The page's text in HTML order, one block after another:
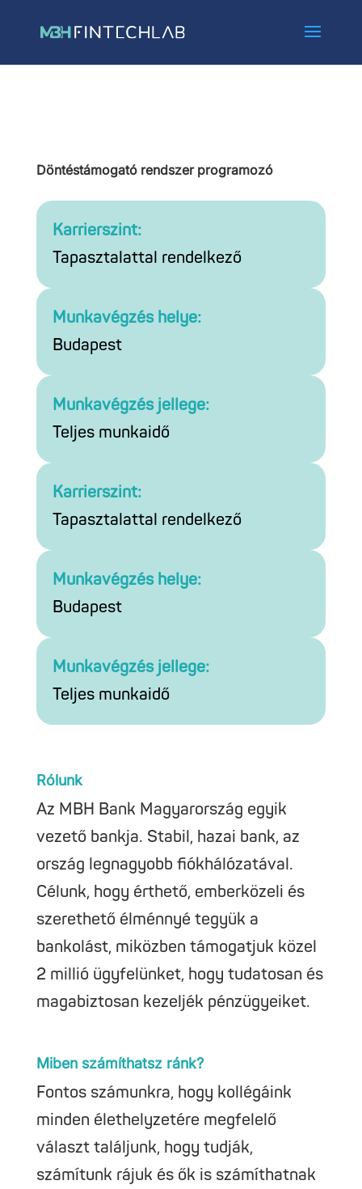
Döntéstámogató rendszer programozó
Karrierszint:
Tapasztalattal rendelkező
Munkavégzés helye:
Budapest
Munkavégzés jellege:
Teljes munkaidő
Karrierszint:
Tapasztalattal rendelkező
Munkavégzés helye:
Budapest
Munkavégzés jellege:
Teljes munkaidő
Rólunk
Az MBH Bank Magyarország egyik
vezető bankja. Stabil, hazai bank, az
ország legnagyobb fiókhálózatával.
Célunk, hogy érthető, emberközeli és
szerethető élménnyé tegyük a
bankolást, miközben támogatjuk közel
2 millió ügyfelünket, hogy tudatosan és
magabiztosan kezeljék pénzügyeiket.
Miben számíthatsz ránk?
Fontos számunkra, hogy kollégáink
minden élethelyzetére megfelelő
választ találjunk, hogy tudják,
számítunk rájuk és ők is számíthatnak